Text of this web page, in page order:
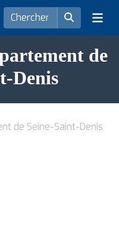
de
Denis
de Seine-Saint-Denis